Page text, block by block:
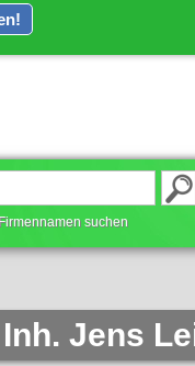
suchen
Jens